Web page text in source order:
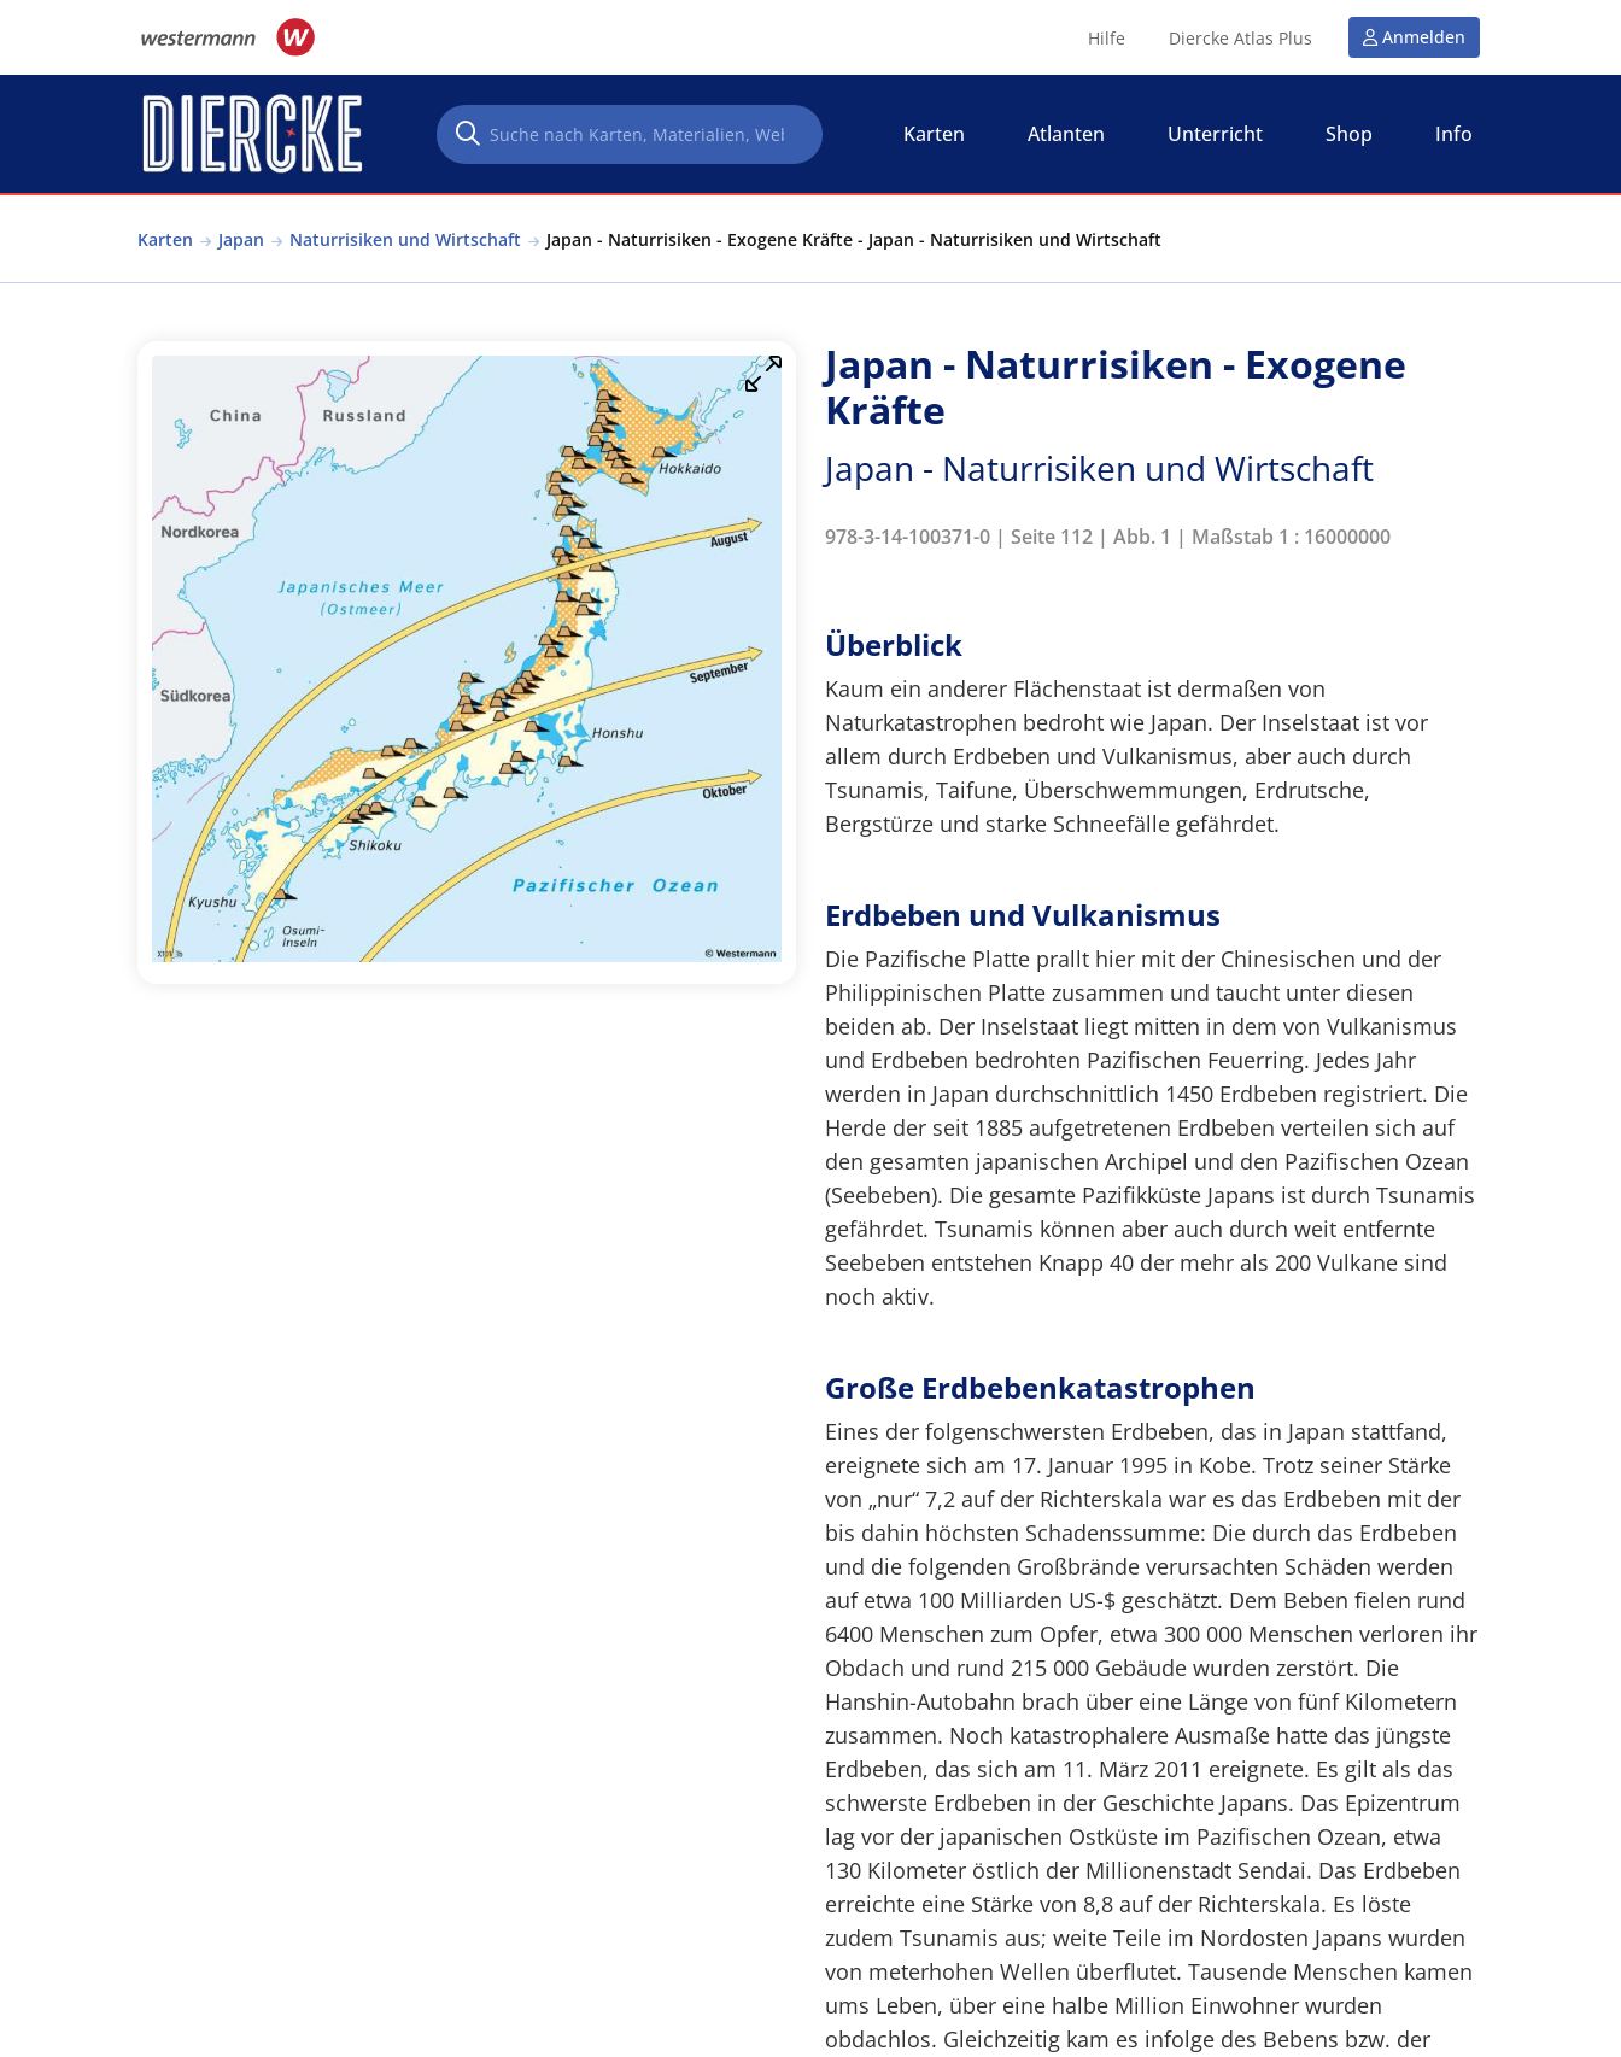
Hilfe Diercke Atlas Plus Anmelden
Karten Atlanten Unterricht Shop Info
Karten Japan Naturrisiken und Wirtschaft Japan - Naturrisiken - Exogene Kräfte - Japan - Naturrisiken und Wirtschaft
Japan - Naturrisiken - Exogene
Kräfte
Japan - Naturrisiken und Wirtschaft
978-3-14-100371-0 | Seite 112 | Abb. 1 | Maßstab 1 : 16000000
Überblick
Kaum ein anderer Flächenstaat ist dermaßen von
Naturkatastrophen bedroht wie Japan. Der Inselstaat ist vor
allem durch Erdbeben und Vulkanismus, aber auch durch
Tsunamis, Taifune, Überschwemmungen, Erdrutsche,
Bergstürze und starke Schneefälle gefährdet.
Erdbeben und Vulkanismus
Die Pazifische Platte prallt hier mit der Chinesischen und der
Philippinischen Platte zusammen und taucht unter diesen
beiden ab. Der Inselstaat liegt mitten in dem von Vulkanismus
und Erdbeben bedrohten Pazifischen Feuerring. Jedes Jahr
werden in Japan durchschnittlich 1450 Erdbeben registriert. Die
Herde der seit 1885 aufgetretenen Erdbeben verteilen sich auf
den gesamten japanischen Archipel und den Pazifischen Ozean
(Seebeben). Die gesamte Pazifikküste Japans ist durch Tsunamis
gefährdet. Tsunamis können aber auch durch weit entfernte
Seebeben entstehen Knapp 40 der mehr als 200 Vulkane sind
noch aktiv.
Große Erdbebenkatastrophen
Eines der folgenschwersten Erdbeben, das in Japan stattfand,
ereignete sich am 17. Januar 1995 in Kobe. Trotz seiner Stärke
von „nur“ 7,2 auf der Richterskala war es das Erdbeben mit der
bis dahin höchsten Schadenssumme: Die durch das Erdbeben
und die folgenden Großbrände verursachten Schäden werden
auf etwa 100 Milliarden US-$ geschätzt. Dem Beben fielen rund
6400 Menschen zum Opfer, etwa 300 000 Menschen verloren ihr
Obdach und rund 215 000 Gebäude wurden zerstört. Die
Hanshin-Autobahn brach über eine Länge von fünf Kilometern
zusammen. Noch katastrophalere Ausmaße hatte das jüngste
Erdbeben, das sich am 11. März 2011 ereignete. Es gilt als das
schwerste Erdbeben in der Geschichte Japans. Das Epizentrum
lag vor der japanischen Ostküste im Pazifischen Ozean, etwa
130 Kilometer östlich der Millionenstadt Sendai. Das Erdbeben
erreichte eine Stärke von 8,8 auf der Richterskala. Es löste
zudem Tsunamis aus; weite Teile im Nordosten Japans wurden
von meterhohen Wellen überflutet. Tausende Menschen kamen
ums Leben, über eine halbe Million Einwohner wurden
obdachlos. Gleichzeitig kam es infolge des Bebens bzw. der